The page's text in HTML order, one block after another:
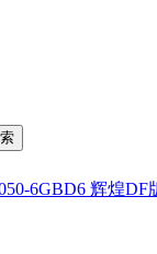
6GBD6 辉煌DF